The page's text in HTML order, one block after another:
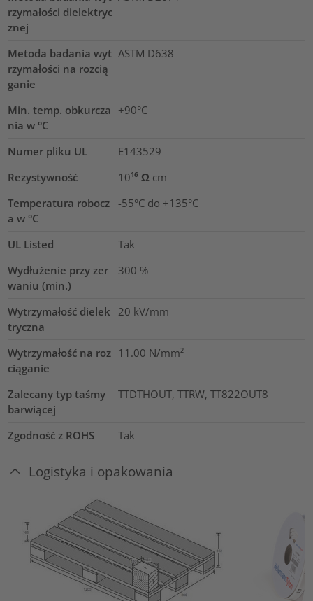
rzymałości dielektryc
znej
Metoda badania wyt
rzymałości na rozcią
ganie
ASTM D638
Min. temp. obkurcza
nia w °C
+90°C
Numer pliku UL
E143529
Rezystywność
10¹⁶ Ω cm
Temperatura robocz
a w °C
-55°C do +135°C
UL Listed
Tak
Wydłużenie przy zer
waniu (min.)
300 %
Wytrzymałość dielek
tryczna
20 kV/mm
Wytrzymałość na roz
ciąganie
11.00 N/mm²
Zalecany typ taśmy
barwiącej
TTDTHOUT, TTRW, TT822OUT8
Zgodność z ROHS Tak
Logistyka i opakowania